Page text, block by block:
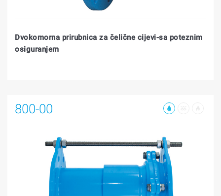
Dvokomorna prirubnica za čelične cijevi-sa poteznim
osiguranjem
800-00